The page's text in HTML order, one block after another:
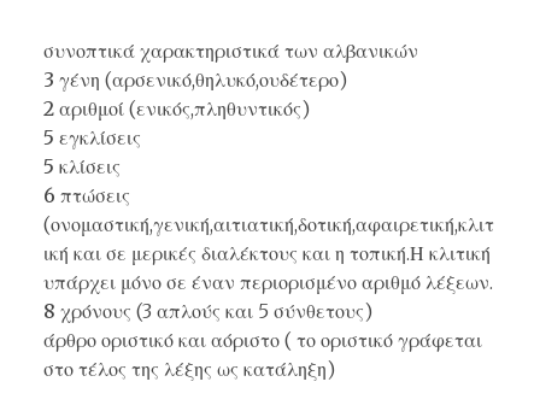
συνοπτικά χαρακτηριστικά των αλβανικών
3 γένη (αρσενικό,θηλυκό,ουδέτερο)
2 αριθμοί (ενικός,πληθυντικός)
5 εγκλίσεις
5 κλίσεις
6 πτώσεις
(ονομαστική,γενική,αιτιατική,δοτική,αφαιρετική,κλιτ
ική και σε μερικές διαλέκτους και η τοπική.Η κλιτική
υπάρχει μόνο σε έναν περιορισμένο αριθμό λέξεων.
8 χρόνους (3 απλούς και 5 σύνθετους)
άρθρο οριστικό και αόριστο ( το οριστικό γράφεται
στο τέλος της λέξης ως κατάληξη)